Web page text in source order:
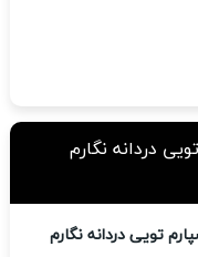
دردانه نگارم
تویی دردانه نگارم